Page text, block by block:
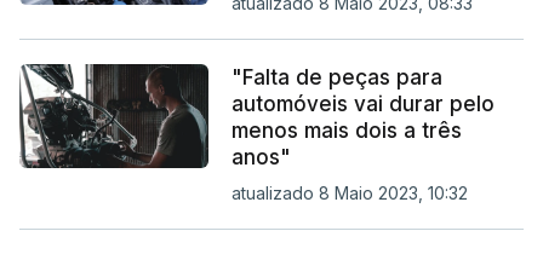
"Falta de peças para
automóveis vai durar pelo
menos mais dois a três
anos"
atualizado 8 Maio 2023, 10:32